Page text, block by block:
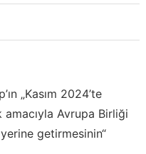
„Kasım 2024’te
amacıyla Avrupa Birliği
getirmesinin“